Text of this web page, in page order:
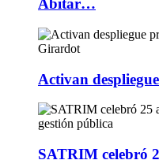
Abitar…
Activan
SATRIM celebró